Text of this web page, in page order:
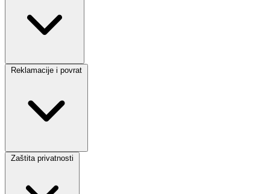
Reklamacije i povrat
Zaštita privatnosti